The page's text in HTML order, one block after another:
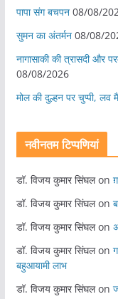
पापा संग बचपन 08/08/
सुमन का अंतर्मन 08/08/
नागासाकी की त्रासदी और
08/08/2026
मोल की दुल्हन पर चुप्पी, लव
नवीनतम टिप्पणियां
डॉ. विजय कुमार सिंघलon
डॉ. विजय कुमार सिंघलon
डॉ. विजय कुमार सिंघलon
डॉ. विजय कुमार सिंघलon
बहुआयामी लाभ
डॉ. विजय कुमार सिंघलon